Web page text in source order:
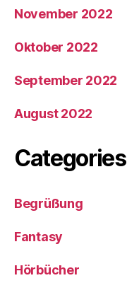
November 2022
Oktober 2022
September 2022
August 2022
Categories
Begrüßung
Fantasy
Hörbücher